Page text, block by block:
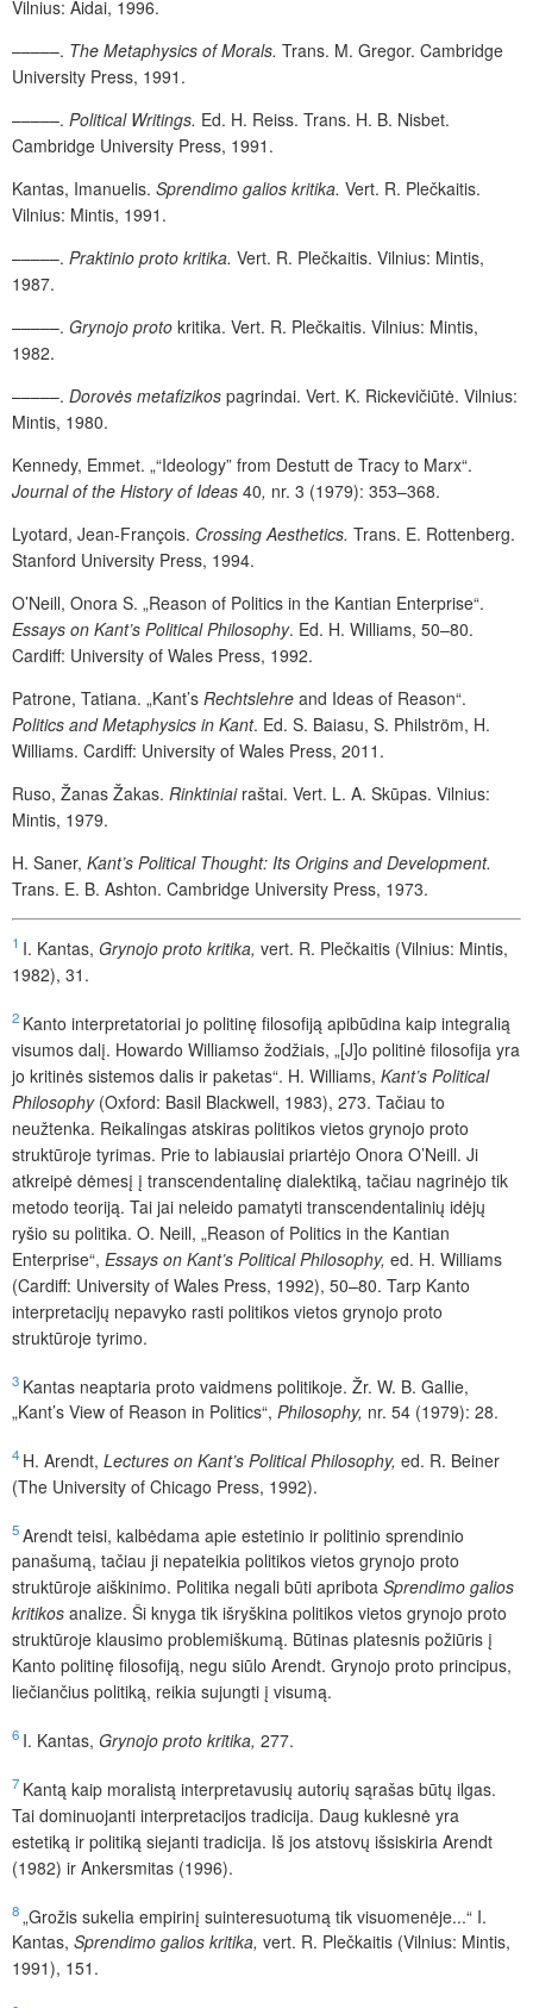
Vilnius: Aidai, 1996.
–––––. The Metaphysics of Morals. Trans. M. Gregor. Cambridge
University Press, 1991.
–––––. Political Writings. Ed. H. Reiss. Trans. H. B. Nisbet.
Cambridge University Press, 1991.
Kantas, Imanuelis. Sprendimo galios kritika. Vert. R. Plečkaitis.
Vilnius: Mintis, 1991.
–––––. Praktinio proto kritika. Vert. R. Plečkaitis. Vilnius: Mintis,
1987.
–––––. Grynojo proto kritika. Vert. R. Plečkaitis. Vilnius: Mintis,
1982.
–––––. Dorovės metafizikos pagrindai. Vert. K. Rickevičiūtė. Vilnius:
Mintis, 1980.
Kennedy, Emmet. „“Ideology” from Destutt de Tracy to Marx“.
Journal of the History of Ideas 40, nr. 3 (1979): 353–368.
Lyotard, Jean-François. Crossing Aesthetics. Trans. E. Rottenberg.
Stanford University Press, 1994.
O’Neill, Onora S. „Reason of Politics in the Kantian Enterprise“.
Essays on Kant’s Political Philosophy. Ed. H. Williams, 50–80.
Cardiff: University of Wales Press, 1992.
Patrone, Tatiana. „Kant’s Rechtslehre and Ideas of Reason“.
Politics and Metaphysics in Kant. Ed. S. Baiasu, S. Philström, H.
Williams. Cardiff: University of Wales Press, 2011.
Ruso, Žanas Žakas. Rinktiniai raštai. Vert. L. A. Skūpas. Vilnius:
Mintis, 1979.
H. Saner, Kant’s Political Thought: Its Origins and Development.
Trans. E. B. Ashton. Cambridge University Press, 1973.
1 I. Kantas, Grynojo proto kritika, vert. R. Plečkaitis (Vilnius: Mintis,
1982), 31.
2 Kanto interpretatoriai jo politinę filosofiją apibūdina kaip integralią
visumos dalį. Howardo Williamso žodžiais, „[J]o politinė filosofija yra
jo kritinės sistemos dalis ir paketas“. H. Williams, Kant’s Political
Philosophy (Oxford: Basil Blackwell, 1983), 273. Tačiau to
neužtenka. Reikalingas atskiras politikos vietos grynojo proto
struktūroje tyrimas. Prie to labiausiai priartėjo Onora O’Neill. Ji
atkreipė dėmesį į transcendentalinę dialektiką, tačiau nagrinėjo tik
metodo teoriją. Tai jai neleido pamatyti transcendentalinių idėjų
ryšio su politika. O. Neill, „Reason of Politics in the Kantian
Enterprise“, Essays on Kant’s Political Philosophy, ed. H. Williams
(Cardiff: University of Wales Press, 1992), 50–80. Tarp Kanto
interpretacijų nepavyko rasti politikos vietos grynojo proto
struktūroje tyrimo.
3 Kantas neaptaria proto vaidmens politikoje. Žr. W. B. Gallie,
„Kant’s View of Reason in Politics“, Philosophy, nr. 54 (1979): 28.
4 H. Arendt, Lectures on Kant’s Political Philosophy, ed. R. Beiner
(The University of Chicago Press, 1992).
5Arendt teisi, kalbėdama apie estetinio ir politinio sprendinio
panašumą, tačiau ji nepateikia politikos vietos grynojo proto
struktūroje aiškinimo. Politika negali būti apribota Sprendimo galios
kritikos analize. Ši knyga tik išryškina politikos vietos grynojo proto
struktūroje klausimo problemiškumą. Būtinas platesnis požiūris į
Kanto politinę filosofiją, negu siūlo Arendt. Grynojo proto principus,
liečiančius politiką, reikia sujungti į visumą.
6 I. Kantas, Grynojo proto kritika, 277.
7 Kantą kaip moralistą interpretavusių autorių sąrašas būtų ilgas.
Tai dominuojanti interpretacijos tradicija. Daug kuklesnė yra
estetiką ir politiką siejanti tradicija. Iš jos atstovų išsiskiria Arendt
(1982) ir Ankersmitas (1996).
8„Grožis sukelia empirinį suinteresuotumą tik visuomenėje...“ I.
Kantas, Sprendimo galios kritika, vert. R. Plečkaitis (Vilnius: Mintis,
1991), 151.